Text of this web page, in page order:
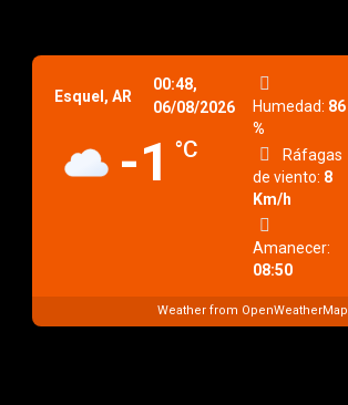
Esquel, AR
00:48,
06/08/2026
-1 °C
Humedad: 86
%
Ráfagas
de viento: 8
Km/h
Amanecer:
08:50
Weather from OpenWeatherMap